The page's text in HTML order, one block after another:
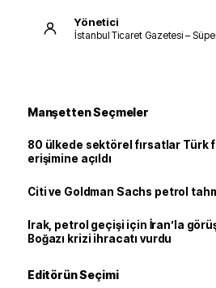
Yönetici
İstanbul Ticaret Gazetesi –
Manşetten Seçmeler
80 ülkede sektörel fırsatlar Türk
erişimine açıldı
Citi ve Goldman Sachs petrol
Irak, petrol geçişi için İran’la
Boğazı krizi ihracatı vurdu
Editörün Seçimi